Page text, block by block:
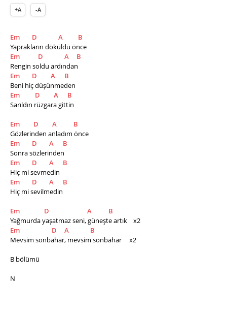
+A -A
Em D A
B
Yaprakların döküldü önce
Em
D A
B
Rengin soldu ardından
Em
D A
B
Beni hiç düşünmeden
Em
D A
B
Sarıldın rüzgara gittin
Em D A
B
Gözlerinden anladım önce
Em
D A
B
Sonra sözlerinden
Em
D A
B
Hiç mi sevmedin
Em
D A
B
Hiç mi sevilmedin
Em D A
B
Yağmurda yaşatmaz seni, güneşte artık    x2
Em
D A
B
Mevsim sonbahar, mevsim sonbahar     x2
B bölümü
N